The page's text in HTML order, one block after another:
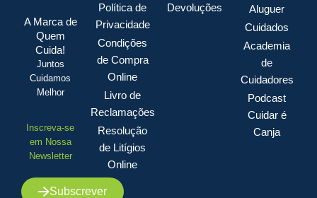
A Marca de
Quem
Cuida!
Juntos
Cuidamos
Melhor
Inscreva-se
em Nossa
Newsletter
Subscrever
Política de
Privacidade
Condições
de Compra
Online
Livro de
Reclamações
Resolução
de Litígios
Online
Devoluções
Aluguer
Cuidados
Academia
de
Cuidadores
Podcast
Cuidar é
Canja